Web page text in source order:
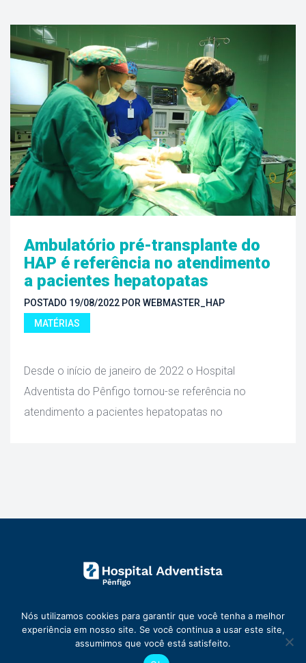
Ambulatório pré-transplante do
HAP é referência no atendimento
a pacientes hepatopata
POSTADO 19/08/2022 POR WEBMASTER_HAP
MATÉRIAS
Desde o início de janeiro de 2022 o Hospital
Adventista do Pênfigo tornou-se referência no
atendimento a pacientes hepatopatas no
© 2026 Hospital Adventista Pênfigo | Todos os direitos reservados
Nós utilizamos cookies para garantir que você tenha a melhor
experiência em nosso site. Se você continua a usar este site,
assumimos que você está satisfeito.